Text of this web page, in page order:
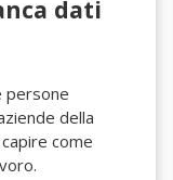
dati
persone
della
come